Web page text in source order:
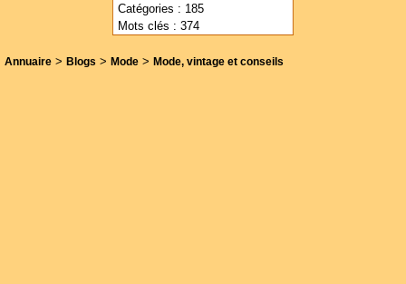
Catégories : 185
Mots clés : 374
Annuaire > Blogs > Mode > Mode, vintage et conseils